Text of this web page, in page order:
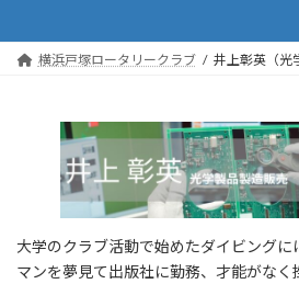
プ
動
横浜戸塚ロータリークラブ 井上彰英（光
大学のクラブ活動で始めたダイビングに
マンを夢見て出版社に勤務、才能がなく